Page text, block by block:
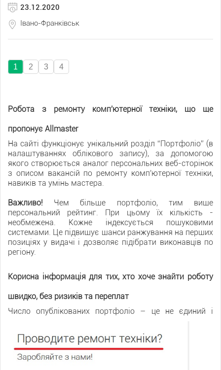
23.12.2020
Івано-Франківськ
1 2 3 4
Робота з ремонту комп'ютерної техніки, що ще
пропонує Allmaster
На сайті функціонує унікальний розділ “Портфоліо” (в
налаштуваннях облікового запису), за допомогою
якого створюється аналог персональних веб-сторінок
з описом вакансій по ремонту комп'ютерної техніки,
навиків та умінь мастера.
Важливо! Чем більше портфоліо, тим вище
персональний рейтинг. При цьому їх кількість -
необмежена. Кожне індексується пошуковими
системами. Це підвищує шанси ранжування на перших
позиціях у видачі і дозволяє підібрати виконавців по
регіону.
Корисна інформація для тих, хто хоче знайти роботу
швидко, без ризиків та переплат
Число опублікованих портфоліо – це не єдиний і